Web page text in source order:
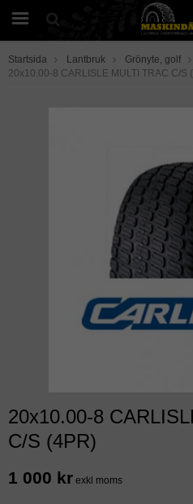
Startsida Lantbruk Grönyte, golf
20x10.00-8 CARLISLE MULTI TRAC C/S
20x10.00-8
C/S (4PR)
1 000 kr exkl moms